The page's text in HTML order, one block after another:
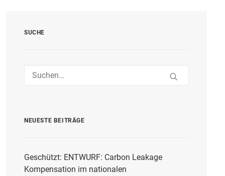
SUCHE
NEUESTE BEITRÄGE
Geschützt: ENTWURF: Carbon Leakage
Kompensation im nationalen